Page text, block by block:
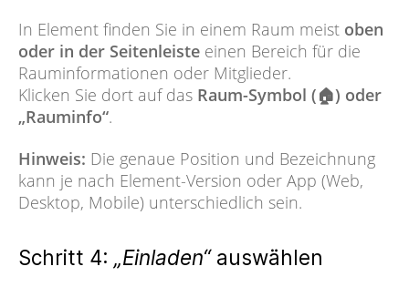
In Element finden Sie in einem Raum meist oben
oder in der Seitenleiste einen Bereich für die
Rauminformationen oder Mitglieder.
Klicken Sie dort auf das Raum-Symbol (🏠) oder
„Rauminfo“.
Hinweis: Die genaue Position und Bezeichnung
kann je nach Element-Version oder App (Web,
Desktop, Mobile) unterschiedlich sein.
Schritt 4: „Einladen“auswählen